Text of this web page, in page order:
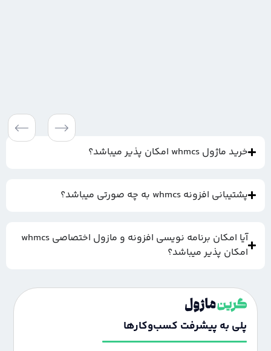
خرید ماژول whmcs امکان پذیر میباشد؟
پشتیبانی افزونه whmcs به چه صورتی میباشد؟
آیا امکان برنامه نویسی افزونه و مازول اختصاصی whmcs
امکان پذیر میباشد؟
پلی به پیشرفت کسب‌وکارها